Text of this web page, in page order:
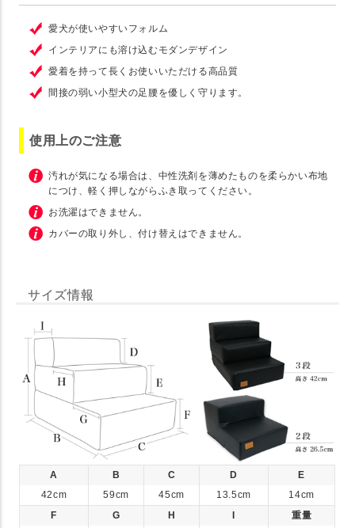
愛犬が使いやすいフォルム
インテリアにも溶け込むモダンデザイン
愛着を持って長くお使いいただける高品質
間接の弱い小型犬の足腰を優しく守ります。
使用上のご注意
汚れが気になる場合は、中性洗剤を薄めたものを柔らかい布地
につけ、軽く押しながらふき取ってください。
お洗濯はできません。
カバーの取り外し、付け替えはできません。
サイズ情報
A B C D
E
42cm
59cm 45cm 13.5cm
14cm
F
G H I
重量